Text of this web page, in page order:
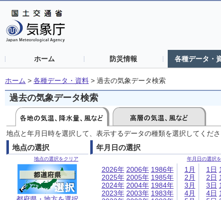
ホーム 防災情報 各種データ・
ホーム > 各種データ・資料 > 過去の気象データ検索
過去の気象データ検索
地点と年月日時を選択して、表示するデータの種類を選択してくだ
地点の選択
地点の選択をクリア
年月日の選択
年月日の選択
2026年
2025年
2024年
2023年
2006年
2005年
2004年
2003年
1986年
1985年
1984年
1983年
1月
2月
3月
4月
1日
2日
3日
4日